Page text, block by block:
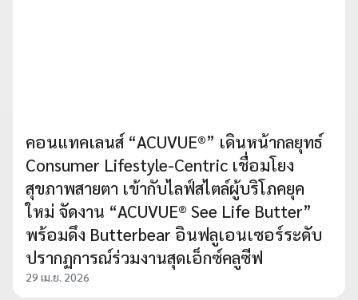
คอนแทคเลนส์ “ACUVUE®” เดินหน้ากลยุทธ์
Consumer Lifestyle-Centric เชื่อมโยง
สุขภาพสายตา เข้ากับไลฟ์สไตล์ผู้บริโภคยุค
ใหม่ จัดงาน “ACUVUE® See Life Butter”
พร้อมดึง Butterbear อินฟลูเอนเซอร์ระดับ
ปรากฏการณ์ร่วมงานสุดเอ็กซ์คลูซีฟ
29 เม.ย. 2026